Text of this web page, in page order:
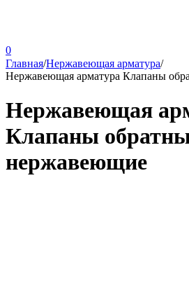
0
Главная/Нержавеющая арматура/
Нержавеющая арматура Клапаны
Нержавеющая
Клапаны
нержавеющие